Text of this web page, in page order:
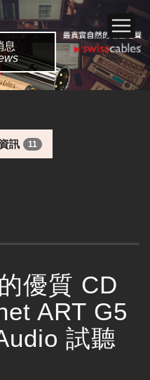
息
訊 11
優質 CD
ART G5
試聽